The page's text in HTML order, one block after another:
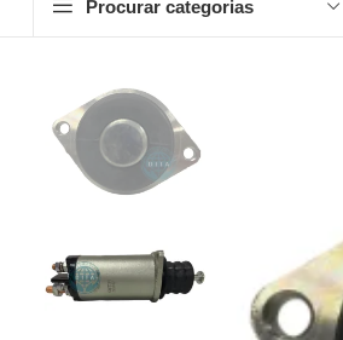
Procurar categorias